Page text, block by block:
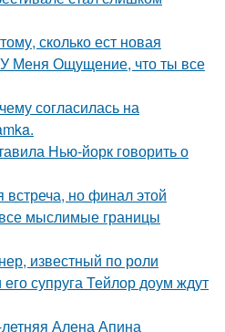
сколько ест новая
Меня Ощущение, что ты все
согласилась на
Нью-йорк говорить о
встреча, но финал этой
мыслимые границы
известный по роли
супруга Тейлор доум ждут
Алена Апина